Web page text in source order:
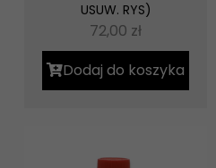
USUW. RYS)
72,00 zł
Dodaj do koszyka